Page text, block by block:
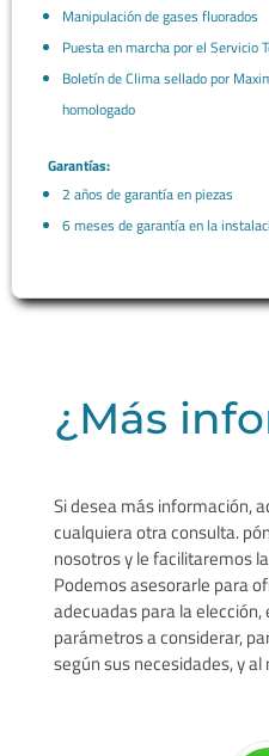
Manipulación de gases fluorados
Puesta en marcha por el Servicio
Boletín de Clima sellado por
homologado
Garantías:
2 años de garantía en piezas
6 meses de garantía en la
¿Más
Si desea más información,
cualquiera otra consulta.
nosotros y le facilitaremos
Podemos asesorarle para
adecuadas para la elección,
parámetros a considerar,
según sus necesidades, y